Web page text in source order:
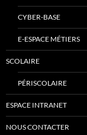
CYBER-BASE
E-ESPACE MÉTIERS
SCOLAIRE
PÉRISCOLAIRE
ESPACE INTRANET
NOUS CONTACTER